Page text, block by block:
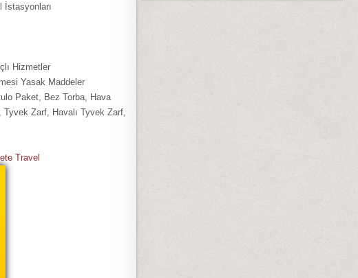
İstasyonları
Hizmetler
Yasak Maddeler
Paket, Bez Torba, Hava
Zarf, Havalı Tyvek Zarf,
Travel